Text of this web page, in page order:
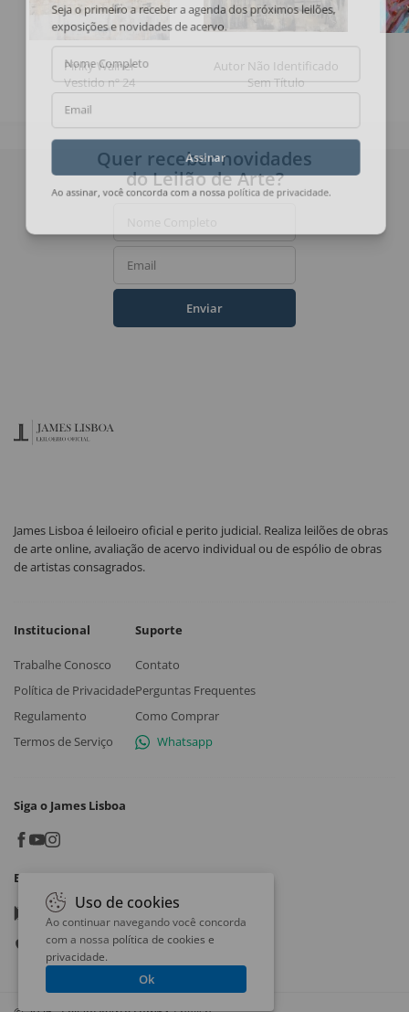
Pinky Wainer
Vestido nº 24
Autor Não Identificado
Sem Título
Seja o primeiro a receber a agenda dos próximos leilões,
exposições e novidades de acervo.
Nome Completo
Email
Assinar
Quer receber novidades
do Leilão de Arte?
Email
Enviar
James Lisboa é leiloeiro oficial e perito judicial. Realiza leilões de obras
de arte online, avaliação de acervo individual ou de espólio de obras
de artistas consagrados.
Institucional
Trabalhe Conosco
Política de Privacidade
Regulamento
Termos de Serviço
Suporte
Contato
Perguntas Frequentes
Como Comprar
Whatsapp
Siga o James Lisboa
Baixe o App
Google play
App store
Uso de cookies
Ao continuar navegando você concorda
com a nossa política de cookies e
privacidade.
Ok